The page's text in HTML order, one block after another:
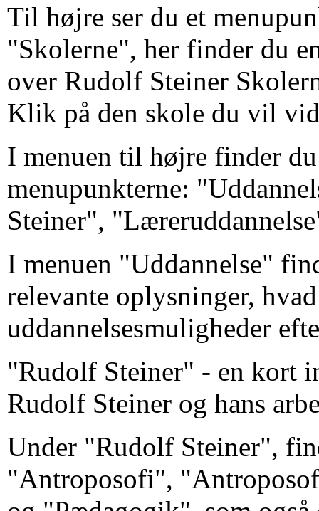
Til højre ser du et
"Skolerne", her finder du
over Rudolf Steiner
Klik på den skole du vil
I menuen til højre finder
menupunkterne:
Steiner",
I menuen "Uddannelse"
relevante oplysninger,
uddannelsesmuligheder
"Rudolf Steiner" - en kort
Rudolf Steiner og hans
Under "Rudolf Steiner",
"Antroposofi",